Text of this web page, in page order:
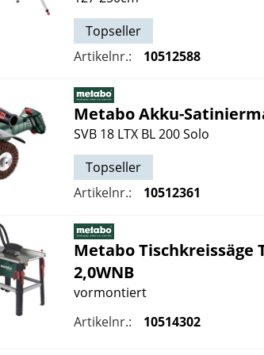
Topseller
Artikelnr.:
10512588
MetaboAkku-
SVB 18 LTX BL 200 Solo
Topseller
Artikelnr.:
10512361
MetaboTischkreissäge
2,0WNB
vormontiert
Artikelnr.:
10514302